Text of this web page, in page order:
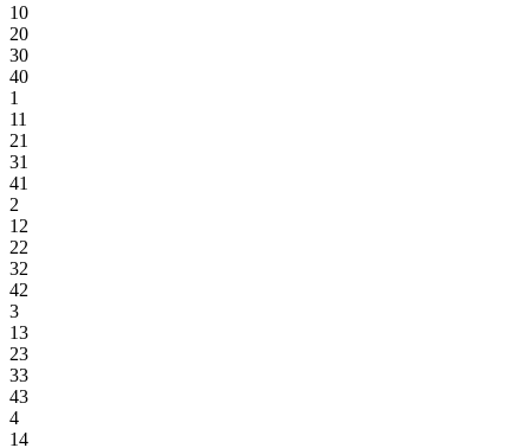
10
20
30
40
1
11
21
31
41
2
12
22
32
42
3
13
23
33
43
4
14